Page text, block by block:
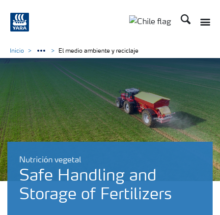
Buscar
Nutrición vegetal
Safe Handling and
Storage of Fertilizers
Inicio El medio ambiente y reciclaje